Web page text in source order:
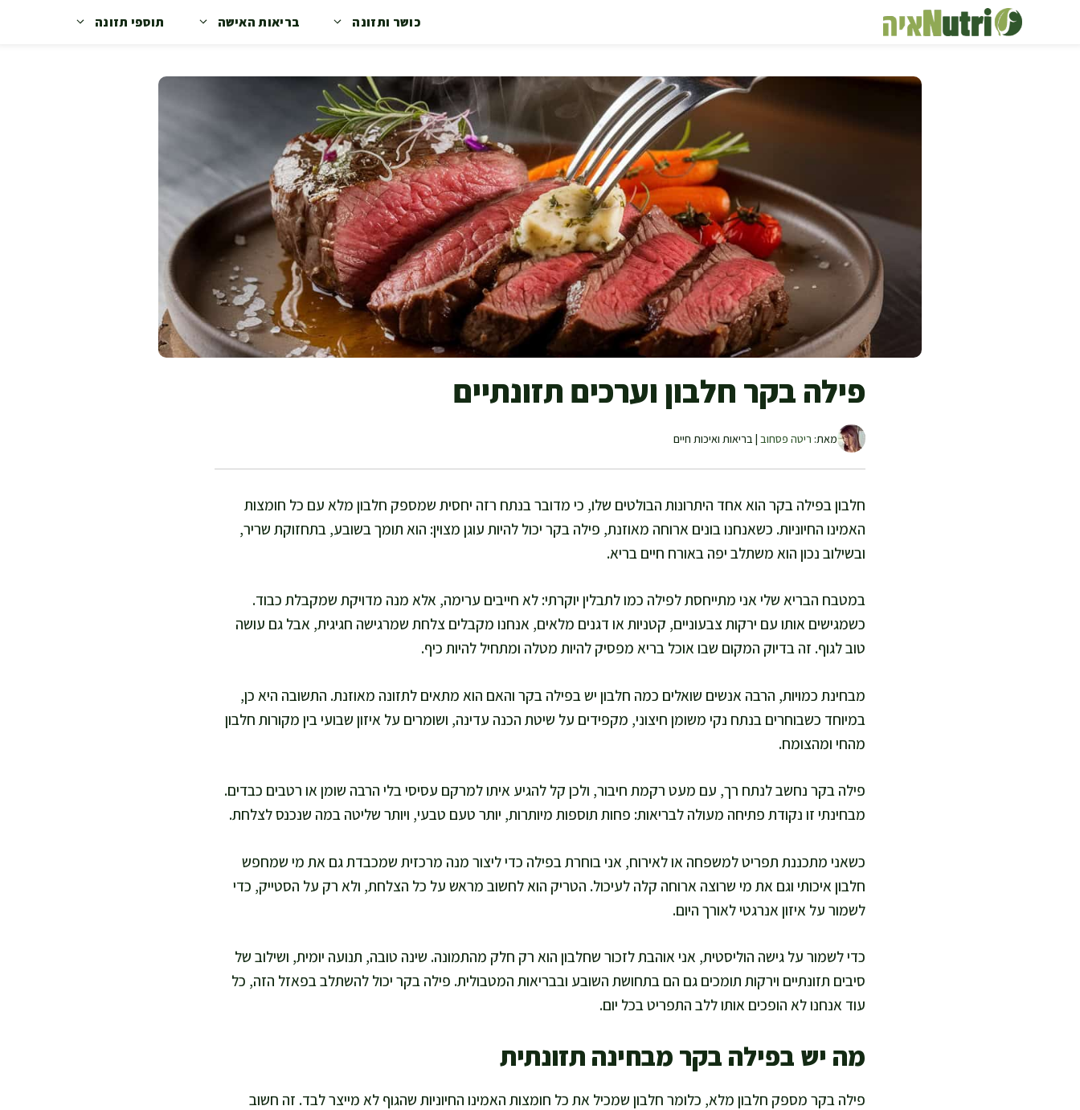
כושר ותזונה בריאות האישה תוספי תזונה
פילה בקר חלבון וערכים תזונתיים
מאת: ריטה פסחוב | בריאות ואיכות חיים
חלבון בפילה בקר הוא אחד היתרונות הבולטים שלו, כי מדובר בנתח רזה יחסית שמספק חלבון מלא עם כל חומצות
האמינו החיוניות. כשאנחנו בונים ארוחה מאוזנת, פילה בקר יכול להיות עוגן מצוין: הוא תומך בשובע, בתחזוקת שריר,
ובשילוב נכון הוא משתלב יפה באורח חיים בריא.
במטבח הבריא שלי אני מתייחסת לפילה כמו לתבלין יוקרתי: לא חייבים ערימה, אלא מנה מדויקת שמקבלת כבוד.
כשמגישים אותו עם ירקות צבעוניים, קטניות או דגנים מלאים, אנחנו מקבלים צלחת שמרגישה חגיגית, אבל גם עושה
טוב לגוף. זה בדיוק המקום שבו אוכל בריא מפסיק להיות מטלה ומתחיל להיות כיף.
מבחינת כמויות, הרבה אנשים שואלים כמה חלבון יש בפילה בקר והאם הוא מתאים לתזונה מאוזנת. התשובה היא כן,
במיוחד כשבוחרים בנתח נקי משומן חיצוני, מקפידים על שיטת הכנה עדינה, ושומרים על איזון שבועי בין מקורות חלבון
מהחי ומהצומח.
פילה בקר נחשב לנתח רך, עם מעט רקמת חיבור, ולכן קל להגיע איתו למרקם עסיסי בלי הרבה שומן או רטבים כבדים.
מבחינתי זו נקודת פתיחה מעולה לבריאות: פחות תוספות מיותרות, יותר טעם טבעי, ויותר שליטה במה שנכנס לצלחת.
כשאני מתכננת תפריט למשפחה או לאירוח, אני בוחרת בפילה כדי ליצור מנה מרכזית שמכבדת גם את מי שמחפש
חלבון איכותי וגם את מי שרוצה ארוחה קלה לעיכול. הטריק הוא לחשוב מראש על כל הצלחת, ולא רק על הסטייק, כדי
לשמור על איזון אנרגטי לאורך היום.
כדי לשמור על גישה הוליסטית, אני אוהבת לזכור שחלבון הוא רק חלק מהתמונה. שינה טובה, תנועה יומית, ושילוב של
סיבים תזונתיים וירקות תומכים גם הם בתחושת השובע ובבריאות המטבולית. פילה בקר יכול להשתלב בפאזל הזה, כל
עוד אנחנו לא הופכים אותו ללב התפריט בכל יום.
מה יש בפילה בקר מבחינה תזונתית
פילה בקר מספק חלבון מלא, כלומר חלבון שמכיל את כל חומצות האמינו החיוניות שהגוף לא מייצר לבד. זה חשוב